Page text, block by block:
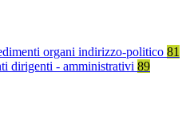
organi indirizzo-politico 81
dirigenti - amministrativi 89